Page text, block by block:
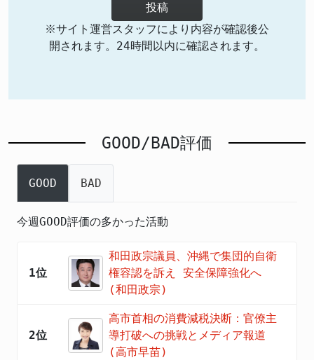
投稿
※サイト運営スタッフにより内容が確認後公
開されます。24時間以内に確認されます。
GOOD/BAD評価
GOOD BAD
今週GOOD評価の多かった活動
1位
和田政宗議員、沖縄で集団的自衛
権容認を訴え 安全保障強化へ
(和田政宗)
2位
高市首相の消費減税決断：官僚主
導打破への挑戦とメディア報道
(高市早苗)